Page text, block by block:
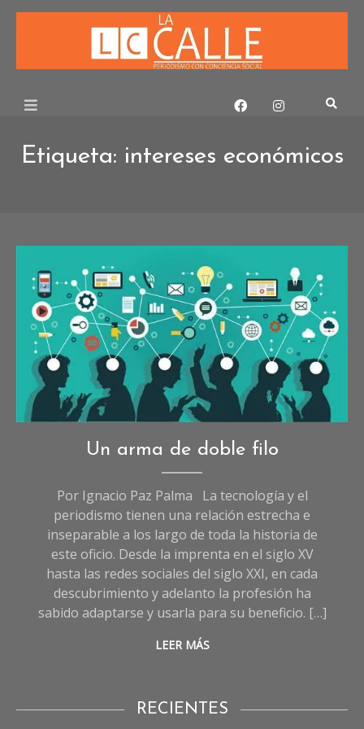
Skip
Etiqueta: intereses económicos
Opinión
Un arma de doble filo
Por Ignacio Paz Palma La tecnología y el
periodismo tienen una relación estrecha e
inseparable a los largo de toda la historia de
este oficio. Desde la imprenta en el siglo XV
hasta las redes sociales del siglo XXI, en cada
descubrimiento y adelanto la profesión ha
sabido adaptarse y usarla para su beneficio. […]
LEER MÁS
RECIENTES